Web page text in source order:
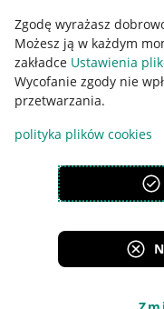
Zgodę wyrażasz
Możesz ją w każdym
zakładce Ustawienia
Wycofanie zgody nie
przetwarzania.
polityka plików cookies
Pobierz aplikację
Korzystanie z serwisu